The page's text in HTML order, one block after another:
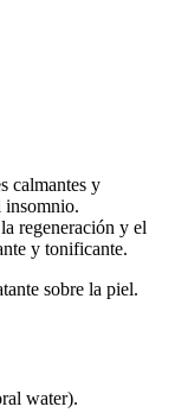
calmantes y
insomnio.
regeneración y el
y tonificante.
sobre la piel.
water).